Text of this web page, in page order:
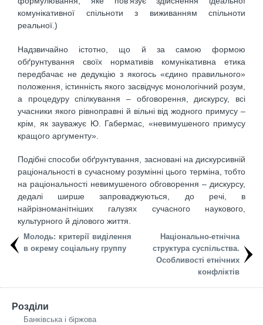
комунікативної спільноти з виживанням спільноти
реальної.)
Надзвичайно істотно, що й за самою формою
обґрунтування своїх нормативів комунікативна етика
передбачає не дедукцію з якогось «єдино правильного»
положення, істинність якого засвідчує монологічний розум,
а процедуру спілкування – обговорення, дискурсу, всі
учасники якого рівноправні й вільні від жодного примусу –
крім, як зауважує Ю. Габермас, «невимушеного примусу
кращого аргументу».
Подібні способи обґрунтування, засновані на дискурсивній
раціональності в сучасному розумінні цього терміна, тобто
на раціональності невимушеного обговорення – дискурсу,
дедалі ширше запроваджуються, до речі, в
найрізноманітніших галузях сучасного наукового,
культурного й ділового життя.
Молодь: критерії виділення
в окрему соціальну группу
Національно-етнічна
структура суспільства.
Особливості етнічних
конфліктів
Розділи
Банківська і біржова